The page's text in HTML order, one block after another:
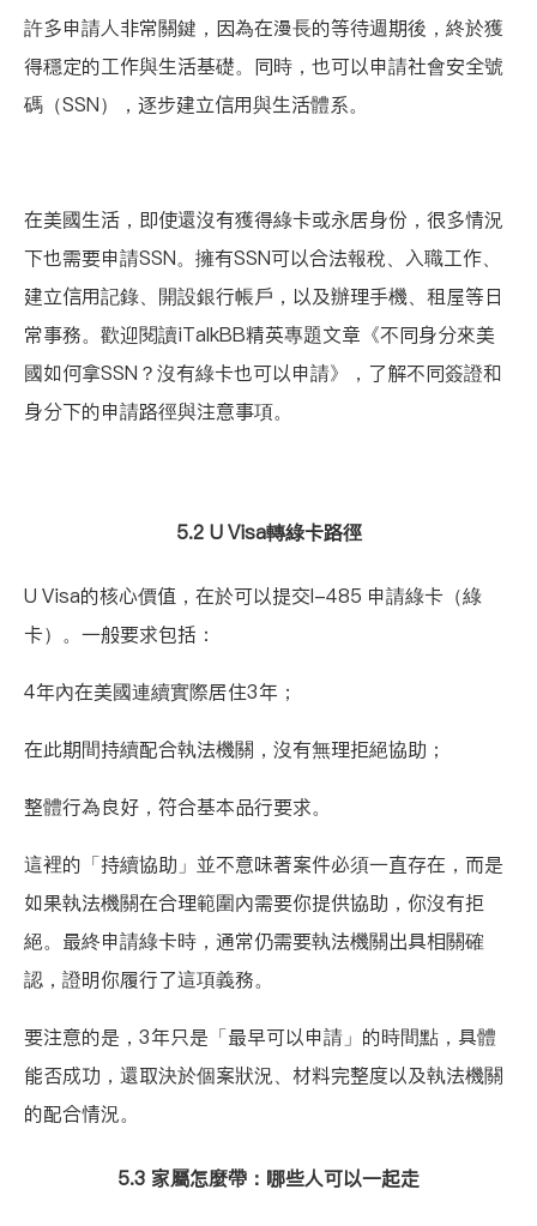
許多申請人非常關鍵，因為在漫長的等待週期後，終於獲
得穩定的工作與生活基礎。同時，也可以申請社會安全號
碼（SSN），逐步建立信用與生活體系。
在美國生活，即使還沒有獲得綠卡或永居身份，很多情況
下也需要申請SSN。擁有SSN可以合法報稅、入職工作、
建立信用記錄、開設銀行帳戶，以及辦理手機、租屋等日
常事務。歡迎閱讀iTalkBB精英專題文章 《不同身分來美
國如何拿SSN？沒有綠卡也可以申請》
，了解不同簽證和
身分下的申請路徑與注意事項。
5.2 U Visa轉綠卡路徑
U Visa的核心價值，在於可以提交I-485 申請綠卡（綠
卡）。一般要求包括：
4年內在美國連續實際居住3年；
在此期間持續配合執法機關，沒有無理拒絕協助；
整體行為良好，符合基本品行要求。
這裡的「持續協助」並不意味著案件必須一直存在，而是
如果執法機關在合理範圍內需要你提供協助，你沒有拒
絕。最終申請綠卡時，通常仍需要執法機關出具相關確
認，證明你履行了這項義務。
要注意的是，3年只是「最早可以申請」的時間點，具體
能否成功，還取決於個案狀況、材料完整度以及執法機關
的配合情況。
5.3 家屬怎麼帶：哪些人可以一起走